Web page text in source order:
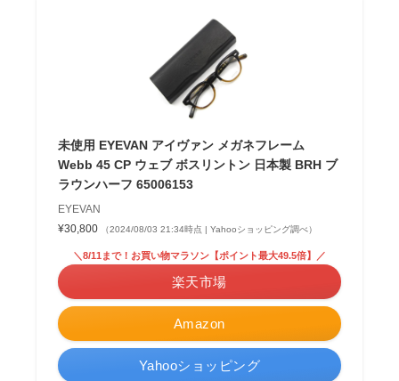
未使用 EYEVAN アイヴァン メガネフレーム
Webb 45 CP ウェブ ボスリントン 日本製 BRH ブ
ラウンハーフ 65006153
EYEVAN
¥30,800
（2024/08/03 21:34時点 | Yahooショッピング調べ）
Amazon
＼8/11まで！お買い物マラソン【ポイント最大49.5倍】／
楽天市場
Yahooショッピング